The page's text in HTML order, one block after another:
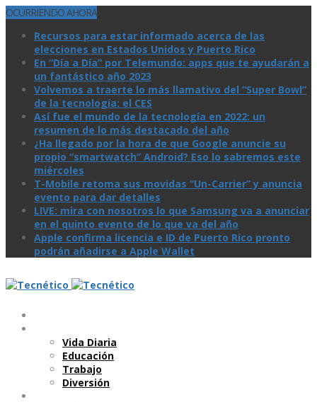
OCURRIENDO AHORA
Recursos para estar informado acerca de las
elecciones en Estados Unidos y Puerto Rico
En “Día a Día” por Telemundo: apps que te ayudarán a
un fantástico año 2023
Volvemos a traerte lo más llamativo del “Super Bowl”
de la tecnologí­a: el CES
Así­ fue el mundo de la tecnologí­a en 2022: un
resumen de lo más destacado del año
¿Ha llegado por la hora de que Google anuncie su
propio “smartwatch” Android? Eso lo sabremos este
miércoles
T-Mobile retoma sus movidas “Un-Carrier” y anuncia
evento para dar detalles
LIVE: mira con nosotros lo que Samsung va a anunciar
en el quinto evento de lo que va del año
Apple confirma licencia e ID de Puerto Rico pronto
podrán añadirse a Apple Wallet
Vida Diaria
Educación
Trabajo
Diversión